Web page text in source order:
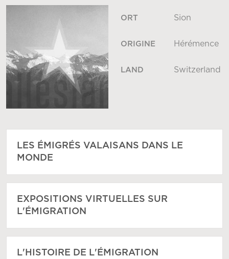
ORT Sion
ORIGINE Hérémence
LAND Switzerland
LES ÉMIGRÉS VALAISANS DANS LE
MONDE
EXPOSITIONS VIRTUELLES SUR
L'ÉMIGRATION
L'HISTOIRE DE L'ÉMIGRATION